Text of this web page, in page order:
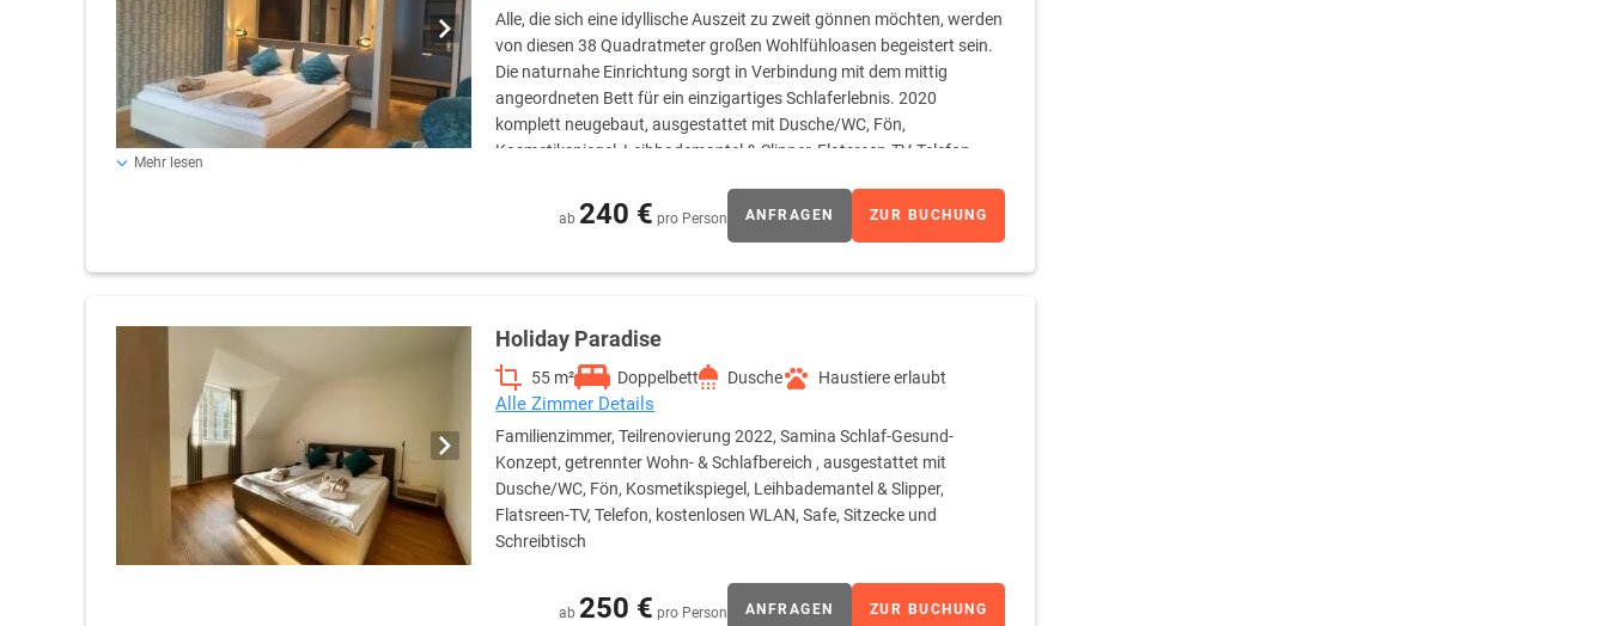
Alle, die sich eine idyllische Auszeit zu zweit gönnen möchten, werden
von diesen 38 Quadratmeter großen Wohlfühloasen begeistert sein.
Die naturnahe Einrichtung sorgt in Verbindung mit dem mittig
angeordneten Bett für ein einzigartiges Schlaferlebnis. 2020
komplett neugebaut, ausgestattet mit Dusche/WC, Fön,
Kosmetikspiegel, Leihbademantel & Slipper, Flatsreen-TV, Telefon,
Mehr lesen
ab 240 € pro Person ANFRAGEN ZUR BUCHUNG
Holiday Paradise
55 m² Doppelbett Dusche Haustiere erlaubt
Alle Zimmer Details
Familienzimmer, Teilrenovierung 2022, Samina Schlaf-Gesund-
Konzept, getrennter Wohn- & Schlafbereich , ausgestattet mit
Dusche/WC, Fön, Kosmetikspiegel, Leihbademantel & Slipper,
Flatsreen-TV, Telefon, kostenlosen WLAN, Safe, Sitzecke und
Schreibtisch
ab 250 € pro Person ANFRAGEN ZUR BUCHUNG